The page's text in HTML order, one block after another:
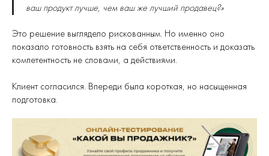
ваш продукт лучше, чем ваш же лучший продавец?»
Это решение выглядело рискованным. Но именно оно
показало готовность взять на себя ответственность и доказать
компетентность не словами, а действиями.
Клиент согласился. Впереди была короткая, но насыщенная
подготовка.